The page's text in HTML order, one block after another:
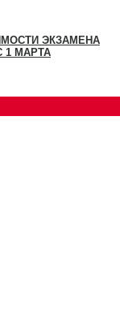
ЭКЗАМЕНА
1 МАРТА